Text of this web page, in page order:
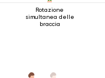
Rotazione
simultanea delle
braccia